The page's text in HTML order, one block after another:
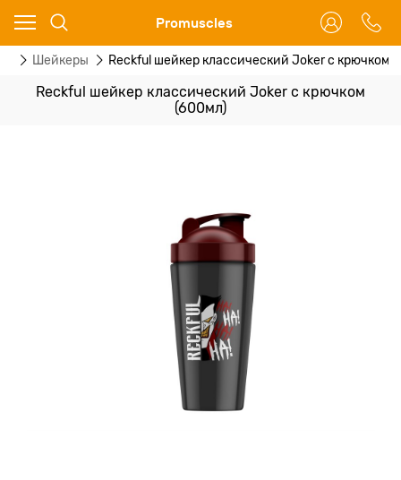
Promuscles
Шейкеры Reckful шейкер классический Joker с крючком
Reckful шейкер классический Joker с крючком
(600мл)
Ваш город - Москва,
угадали?
ДА НЕТ